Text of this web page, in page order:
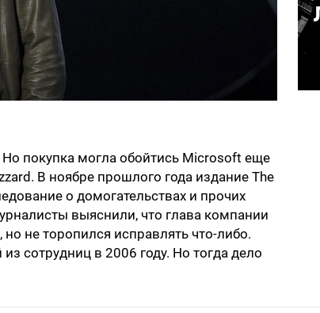
покупка могла обойтись Microsoft еще
В ноябре прошлого года издание The
о домогательствах и прочих
выяснили, что глава компании
не торопился исправлять что-либо.
сотрудниц в 2006 году. Но тогда дело